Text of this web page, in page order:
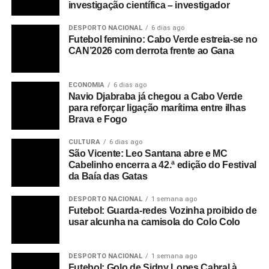
RELATED TOPICS: RADIO
investigação científica – investigador
DESPORTO NACIONAL 6 dias ago
Futebol feminino: Cabo Verde estreia-se no
CAN’2026 com derrota frente ao Gana
ECONOMIA 6 dias ago
Navio Djabraba já chegou a Cabo Verde
para reforçar ligação marítima entre ilhas
Brava e Fogo
CULTURA 6 dias ago
São Vicente: Leo Santana abre e MC
Cabelinho encerra a 42.ª edição do Festival
da Baía das Gatas
DESPORTO NACIONAL 1 semana ago
Futebol: Guarda-redes Vozinha proibido de
usar alcunha na camisola do Colo Colo
DESPORTO NACIONAL 1 semana ago